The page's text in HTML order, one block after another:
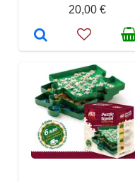
20,00 €